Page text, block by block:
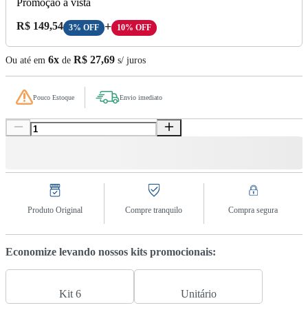
Preço A Vista:
R$ 149,54 3% OFF + 10% OFF
Ou até em 6x de R$ 27,69 s/ juros
Pouco Estoque Envio imediato
Produto Original Compre tranquilo Compra segura
Economize levando nossos kits promocionais:
Kit 6 Unitário